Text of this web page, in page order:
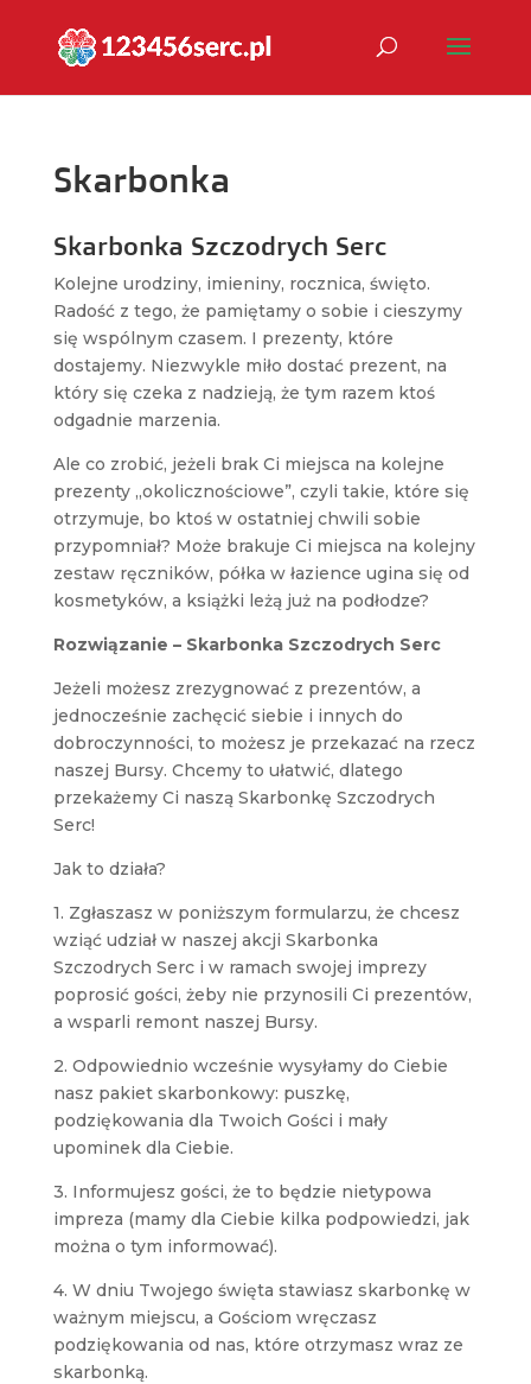
Skarbonka
Skarbonka Szczodrych Serc
Kolejne urodziny, imieniny, rocznica, święto.
Radość z tego, że pamiętamy o sobie i cieszymy
się wspólnym czasem. I prezenty, które
dostajemy. Niezwykle miło dostać prezent, na
który się czeka z nadzieją, że tym razem ktoś
odgadnie marzenia.
Ale co zrobić, jeżeli brak Ci miejsca na kolejne
prezenty „okolicznościowe”, czyli takie, które się
otrzymuje, bo ktoś w ostatniej chwili sobie
przypomniał? Może brakuje Ci miejsca na kolejny
zestaw ręczników, półka w łazience ugina się od
kosmetyków, a książki leżą już na podłodze?
Rozwiązanie – Skarbonka Szczodrych Serc
Jeżeli możesz zrezygnować z prezentów, a
jednocześnie zachęcić siebie i innych do
dobroczynności, to możesz je przekazać na rzecz
naszej Bursy. Chcemy to ułatwić, dlatego
przekażemy Ci naszą Skarbonkę Szczodrych
Serc!
Jak to działa?
1. Zgłaszasz w poniższym formularzu, że chcesz
wziąć udział w naszej akcji Skarbonka
Szczodrych Serc i w ramach swojej imprezy
poprosić gości, żeby nie przynosili Ci prezentów,
a wsparli remont naszej Bursy.
2. Odpowiednio wcześnie wysyłamy do Ciebie
nasz pakiet skarbonkowy: puszkę,
podziękowania dla Twoich Gości i mały
upominek dla Ciebie.
3. Informujesz gości, że to będzie nietypowa
impreza (mamy dla Ciebie kilka podpowiedzi, jak
można o tym informować).
4. W dniu Twojego święta stawiasz skarbonkę w
ważnym miejscu, a Gościom wręczasz
podziękowania od nas, które otrzymasz wraz ze
skarbonką.